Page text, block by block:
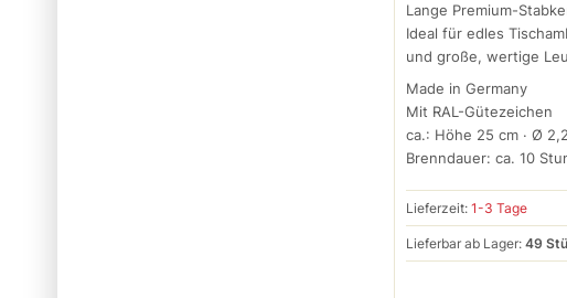
Lange Premium-
Ideal für edles
und große, wertige
Made in Germany
Mit RAL-Gütezeichen
ca.: Höhe 25 cm · Ø
Brenndauer: ca. 10
Lieferzeit: 1-3 Tage
Lieferbar ab Lager: 49